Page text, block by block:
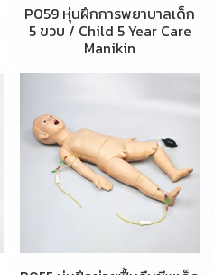
P059 หุ่นฝึกการพยาบาลเด็ก
5 ขวบ / Child 5 Year Care
Manikin